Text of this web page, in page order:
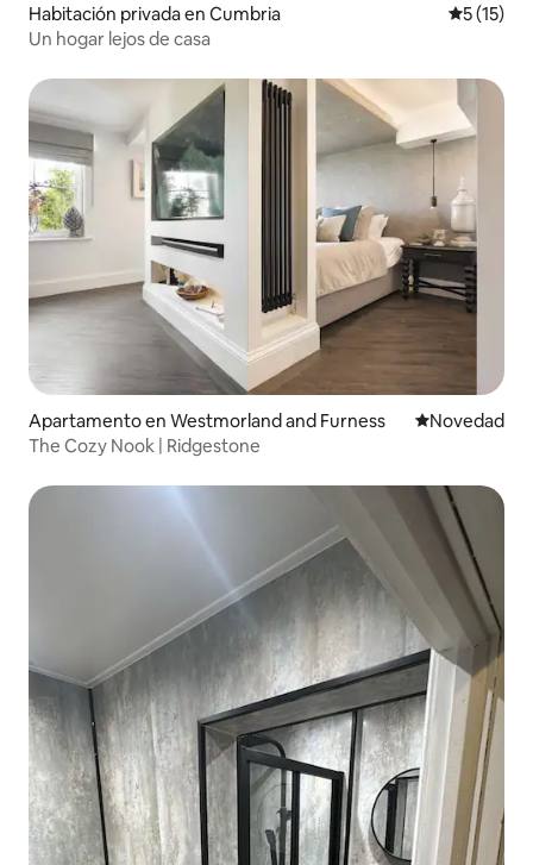
Habitación privada en Cumbria
5 (15)
Un hogar lejos de casa
Apartamento en Westmorland and Furness Lugar para
Novedad
The Cozy Nook | Ridgestone